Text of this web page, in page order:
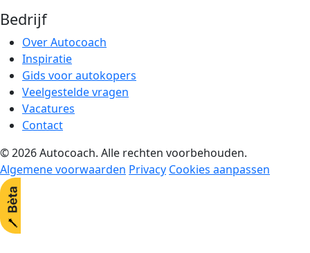
Bedrijf
Over Autocoach
Inspiratie
Gids voor autokopers
Veelgestelde vragen
Vacatures
Contact
© 2026 Autocoach. Alle rechten voorbehouden.
Algemene voorwaarden Privacy Cookies aanpassen